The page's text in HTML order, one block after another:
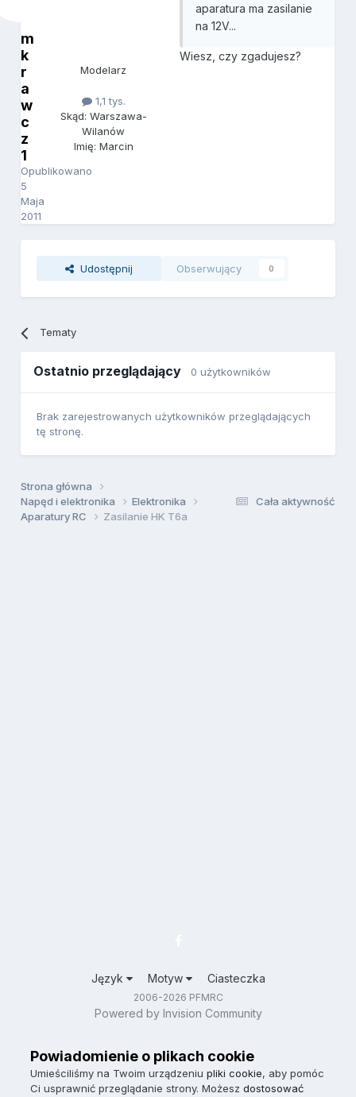
m
k
r
a
w
c
z
1
Opublikowano
5
Maja
2011
Modelarz
1,1 tys.
Skąd: Warszawa-
Wilanów
Imię: Marcin
aparatura ma zasilanie
na 12V...
Wiesz, czy zgadujesz?
Udostępnij Obserwujący 0
Tematy
Ostatnio przeglądający 0 użytkowników
Brak zarejestrowanych użytkowników przeglądających
tę stronę.
Cała aktywność
Strona główna
Napęd i elektronika
Elektronika
Aparatury RC
Zasilanie HK T6a
Język Motyw Ciasteczka
2006-2026 PFMRC
Powered by Invision Community
Powiadomienie o plikach cookie
Umieściliśmy na Twoim urządzeniu pliki cookie, aby pomóc
Ci usprawnić przeglądanie strony. Możesz dostosować